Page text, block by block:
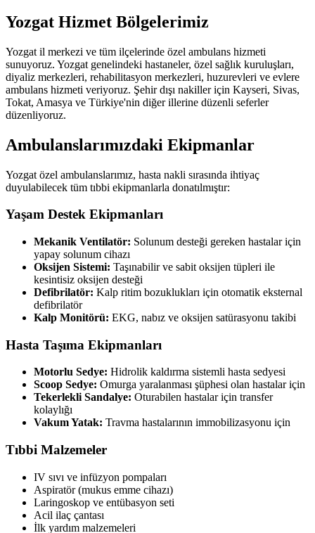
Yozgat Hizmet Bölgelerimiz
Yozgat il merkezi ve tüm ilçelerinde özel ambulans hizmeti
sunuyoruz. Yozgat genelindeki hastaneler, özel sağlık kuruluşları,
diyaliz merkezleri, rehabilitasyon merkezleri, huzurevleri ve evlere
ambulans hizmeti veriyoruz. Şehir dışı nakiller için Kayseri, Sivas,
Tokat, Amasya ve Türkiye'nin diğer illerine düzenli seferler
düzenliyoruz.
Ambulanslarımızdaki Ekipmanlar
Yozgat özel ambulanslarımız, hasta nakli sırasında ihtiyaç
duyulabilecek tüm tıbbi ekipmanlarla donatılmıştır:
Yaşam Destek Ekipmanları
Mekanik Ventilatör: Solunum desteği gereken hastalar için
yapay solunum cihazı
Oksijen Sistemi: Taşınabilir ve sabit oksijen tüpleri ile
kesintisiz oksijen desteği
Defibrilatör: Kalp ritim bozuklukları için otomatik eksternal
defibrilatör
Kalp Monitörü: EKG, nabız ve oksijen satürasyonu takibi
Hasta Taşıma Ekipmanları
Motorlu Sedye: Hidrolik kaldırma sistemli hasta sedyesi
Scoop Sedye: Omurga yaralanması şüphesi olan hastalar için
Tekerlekli Sandalye: Oturabilen hastalar için transfer
kolaylığı
Vakum Yatak: Travma hastalarının immobilizasyonu için
Tıbbi Malzemeler
IV sıvı ve infüzyon pompaları
Aspiratör (mukus emme cihazı)
Laringoskop ve entübasyon seti
Acil ilaç çantası
İlk yardım malzemeleri